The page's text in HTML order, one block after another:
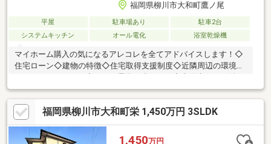
福岡県柳川市大和町鷹ノ尾
平屋 駐車場あり
駐車2台
システムキッチン
オール電化 浴室乾燥機
マイホーム購入の気になるアレコレを全てアドバイスします！◇
住宅ローン◇建物の特徴◇住宅取得支援制度◇近隣周辺の環境～
き！◇和風の平家！収納豊富！◇シャッター付き駐車スペース有
り！◇買い物施設徒歩圏内！◇ゆったり落ち着く広々和室！◇お
庭には物置があります！頭金やローンでお悩みの方も是非お気軽
にお問合せ下さい！初期費用や税金の気になる内容も疑問が無く
なるように専任のスタッフがしっかりサポートさせて頂きます！
福岡県柳川市大和町栄 1,450万円 3SLDK
1,450万円